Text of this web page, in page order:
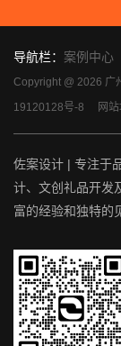
导航栏： 案例中心
Copyright @ 2026
19120128号-8
网
佐案设计 | 专注于
计、文创礼品开发
富的经验和独特的